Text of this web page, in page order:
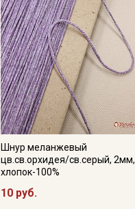
Шнур меланжевый
цв.св.орхидея/св.серый, 2мм,
хлопок-100%
10 руб.